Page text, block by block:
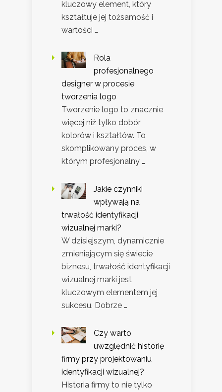
kluczowy element, który
kształtuje jej tożsamość i
wartości …
Rola
profesjonalnego
designer w procesie
tworzenia logo
Tworzenie logo to znacznie
więcej niż tylko dobór
kolorów i kształtów. To
skomplikowany proces, w
którym profesjonalny …
Jakie czynniki
wpływają na
trwałość identyfikacji
wizualnej marki?
W dzisiejszym, dynamicznie
zmieniającym się świecie
biznesu, trwałość identyfikacji
wizualnej marki jest
kluczowym elementem jej
sukcesu. Dobrze …
Czy warto
uwzględnić historię
firmy przy projektowaniu
identyfikacji wizualnej?
Historia firmy to nie tylko